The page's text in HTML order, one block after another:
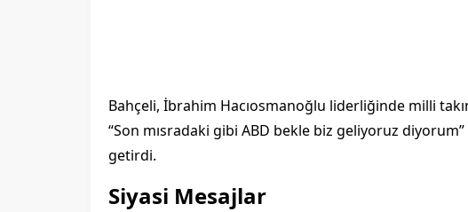
Bahçeli, İbrahim Hacıosmanoğlu liderliğinde milli
“Son mısradaki gibi ABD bekle biz geliyoruz
getirdi.
Siyasi Mesajlar